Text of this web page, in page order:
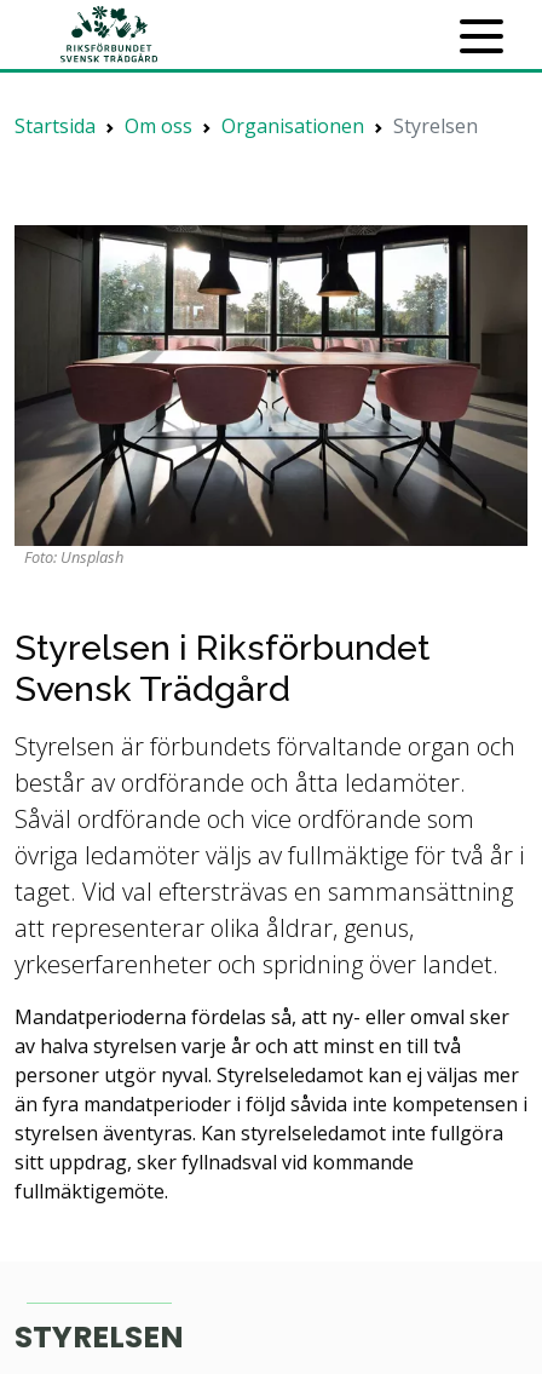
Startsida Om oss Organisationen Styrelsen
Foto: Unsplash
Styrelsen i Riksförbundet
Svensk Trädgård
Styrelsen är förbundets förvaltande organ och
består av ordförande och åtta ledamöter.
Såväl ordförande och vice ordförande som
övriga ledamöter väljs av fullmäktige för två år i
taget. Vid val eftersträvas en sammansättning
att representerar olika åldrar, genus,
yrkeserfarenheter och spridning över landet.
Mandatperioderna fördelas så, att ny- eller omval sker
av halva styrelsen varje år och att minst en till två
personer utgör nyval. Styrelseledamot kan ej väljas mer
än fyra mandatperioder i följd såvida inte kompetensen i
styrelsen äventyras. Kan styrelseledamot inte fullgöra
sitt uppdrag, sker fyllnadsval vid kommande
fullmäktigemöte.
STYRELSEN